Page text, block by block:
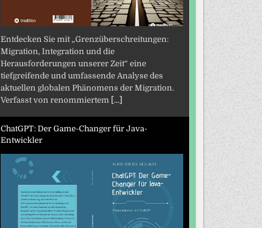
Entdecken Sie mit „Grenzüberschreitungen:
Migration, Integration und die
Herausforderungen unserer Zeit“ eine
tiefgreifende und umfassende Analyse des
aktuellen globalen Phänomens der Migration.
Verfasst von renommiertem [...]
ChatGPT: Der Game-Changer für Java-
Entwickler